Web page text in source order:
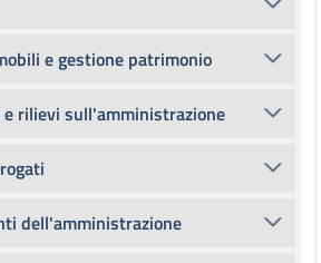
e gestione patrimonio
rilievi sull'amministrazione
dell'amministrazione